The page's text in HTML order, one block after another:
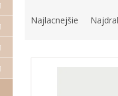
n
Najlacnejšie
V